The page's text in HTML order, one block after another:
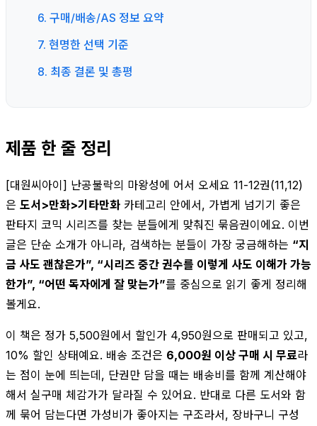
6. 구매/배송/AS 정보 요약
7. 현명한 선택 기준
8. 최종 결론 및 총평
제품 한 줄 정리
[대원씨아이] 난공불락의 마왕성에 어서 오세요 11-12권(11,12)
은 도서>만화>기타만화 카테고리 안에서, 가볍게 넘기기 좋은
판타지 코믹 시리즈를 찾는 분들에게 맞춰진 묶음권이에요. 이번
글은 단순 소개가 아니라, 검색하는 분들이 가장 궁금해하는 “지
금 사도 괜찮은가”, “시리즈 중간 권수를 이렇게 사도 이해가 가능
한가”, “어떤 독자에게 잘 맞는가”를 중심으로 읽기 좋게 정리해
볼게요.
이 책은 정가 5,500원에서 할인가 4,950원으로 판매되고 있고,
10% 할인 상태예요. 배송 조건은 6,000원 이상 구매 시 무료라
는 점이 눈에 띄는데, 단권만 담을 때는 배송비를 함께 계산해야
해서 실구매 체감가가 달라질 수 있어요. 반대로 다른 도서와 함
께 묶어 담는다면 가성비가 좋아지는 구조라서, 장바구니 구성